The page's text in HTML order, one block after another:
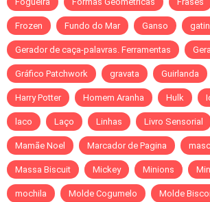
Frozen Fundo do Mar Ganso
Gerador de caça-palavras. Ferramentas
Gráfico Patchwork gravata Guirlanda
Harry Potter Homem Aranha Hulk
laco Laço Linhas Livro Sensorial
Mamãe Noel Marcador de Pagina
Massa Biscuit Mickey Minions
mochila Molde Cogumelo Molde